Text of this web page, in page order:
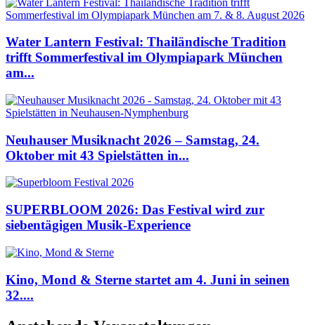
Water Lantern Festival: Thailändische Tradition
trifft Sommerfestival im Olympiapark München
am...
Neuhauser Musiknacht 2026 – Samstag, 24.
Oktober mit 43 Spielstätten in...
SUPERBLOOM 2026: Das Festival wird zur
siebentägigen Musik-Experience
Kino, Mond & Sterne startet am 4. Juni in seinen
32....